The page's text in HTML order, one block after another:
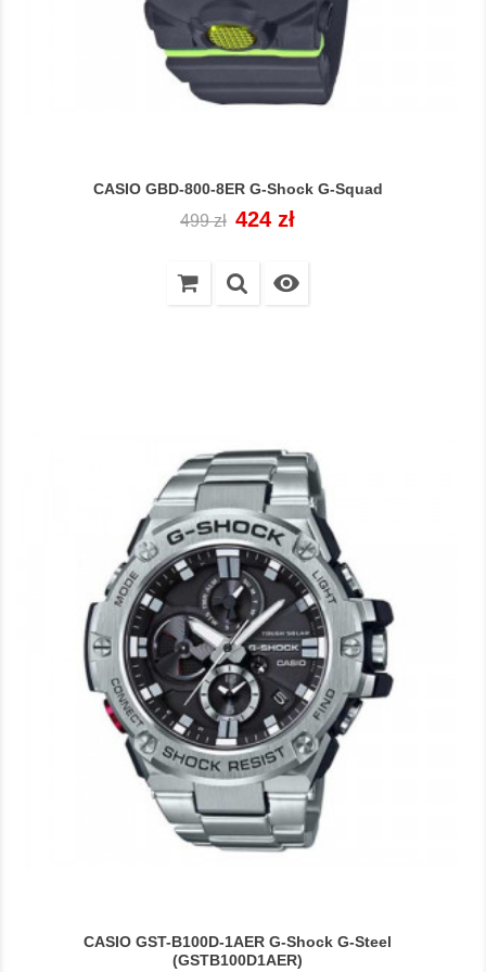
CASIO GBD-800-8ER G-Shock G-Squad
Cena
499 zł Cena
424 zł

CASIO GST-B100D-1AER G-Shock G-Steel
(GSTB100D1AER)